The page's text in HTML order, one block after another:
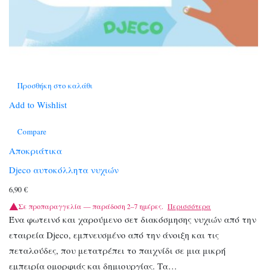
Προσθήκη στο καλάθι
Add to Wishlist
Compare
Αποκριάτικα
Djeco αυτοκόλλητα νυχιών
6,90 €
Σε προπαραγγελία — παράδοση 2–7 ημέρες. Περισσότερα
Ένα φωτεινό και χαρούμενο σετ διακόσμησης νυχιών από την
εταιρεία Djeco, εμπνευσμένο από την άνοιξη και τις
πεταλούδες, που μετατρέπει το παιχνίδι σε μια μικρή
εμπειρία ομορφιάς και δημιουργίας. Τα…